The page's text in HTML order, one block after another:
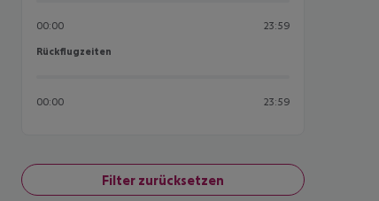
00:00 23:59
Rückflugzeiten
Rückflugzeiten
00:00 23:59
Filter zurücksetzen